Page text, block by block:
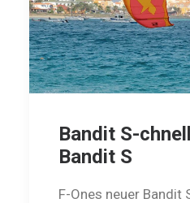
Bandit S-
Bandit S
F-Ones neuer Bandit